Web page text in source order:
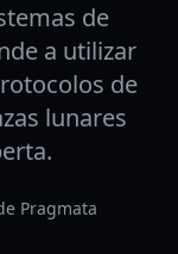
de
a utilizar
de
lunares
Pragmata